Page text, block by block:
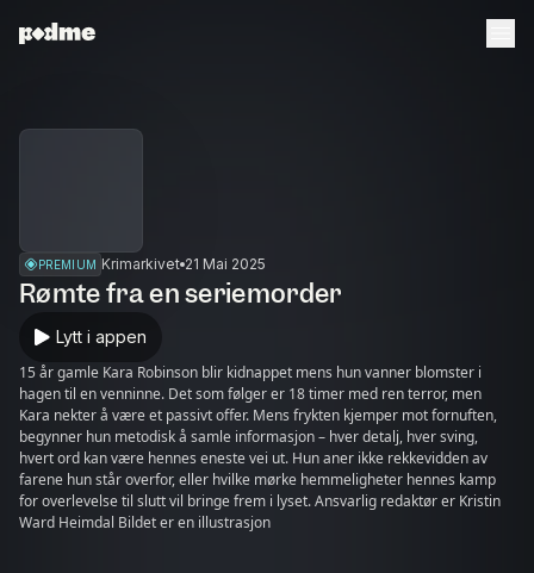
PREMIUM Krimarkivet 21 Mai 2025
Rømte fra en seriemorder
Lytt i appen
15 år gamle Kara Robinson blir kidnappet mens hun vanner blomster i
hagen til en venninne. Det som følger er 18 timer med ren terror, men
Kara nekter å være et passivt offer. Mens frykten kjemper mot fornuften,
begynner hun metodisk å samle informasjon – hver detalj, hver sving,
hvert ord kan være hennes eneste vei ut. Hun aner ikke rekkevidden av
farene hun står overfor, eller hvilke mørke hemmeligheter hennes kamp
for overlevelse til slutt vil bringe frem i lyset. Ansvarlig redaktør er Kristin
Ward Heimdal Bildet er en illustrasjon